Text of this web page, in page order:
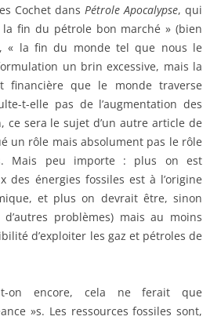
Cochet dans Pétrole Apocalypse, qui
la fin du pétrole bon marché » (bien
« la fin du monde tel que nous le
un brin excessive, mais la
financière que le monde traverse
t-elle pas de l’augmentation des
ce sera le sujet d’un autre article de
un rôle mais absolument pas le rôle
Mais peu importe : plus on est
des énergies fossiles est à l’origine
et plus on devrait être, sinon
problèmes) mais au moins
d’exploiter les gaz et pétroles de
t-on encore, cela ne ferait que
»s. Les ressources fossiles sont,